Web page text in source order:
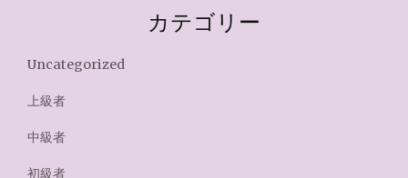
カテゴリー
Uncategorized
上級者
中級者
初級者